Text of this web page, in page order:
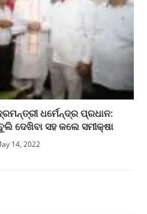
ଧର୍ମେନ୍ଦ୍ର ପ୍ରଧାନ:
ଦେଖିବା ସହ କଲେ ସମୀକ୍ଷା
14, 2022